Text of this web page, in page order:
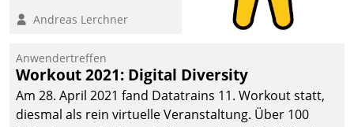
Teilnehmer kurzweilige
Cloud-Strategien und -
Lösungen mit hohem
Zukunftspotenzial.
Andreas Lerchner
Anwendertreffen
Workout 2021: Digital Diversity
Am 28. April 2021 fand Datatrains 11. Workout statt,
diesmal als rein virtuelle Veranstaltung. Über 100